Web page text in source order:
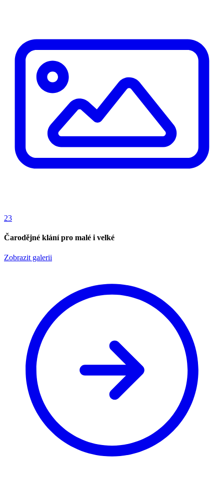
23
Čarodějné klání pro malé i velké
Zobrazit galerii